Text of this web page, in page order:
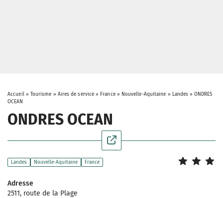
Accueil» Tourisme » Aires de service » France» Nouvelle-Aquitaine » Landes »ONDRES
OCEAN
ONDRES OCEAN
Landes Nouvelle-Aquitaine France
Adresse
2511, route de la Plage